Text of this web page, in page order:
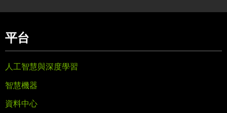
平台
人工智慧與深度學習
智慧機器
資料中心